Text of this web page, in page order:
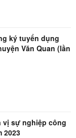
ký tuyển dụng
Văn Quan (lần
vị sự nghiệp công
2023